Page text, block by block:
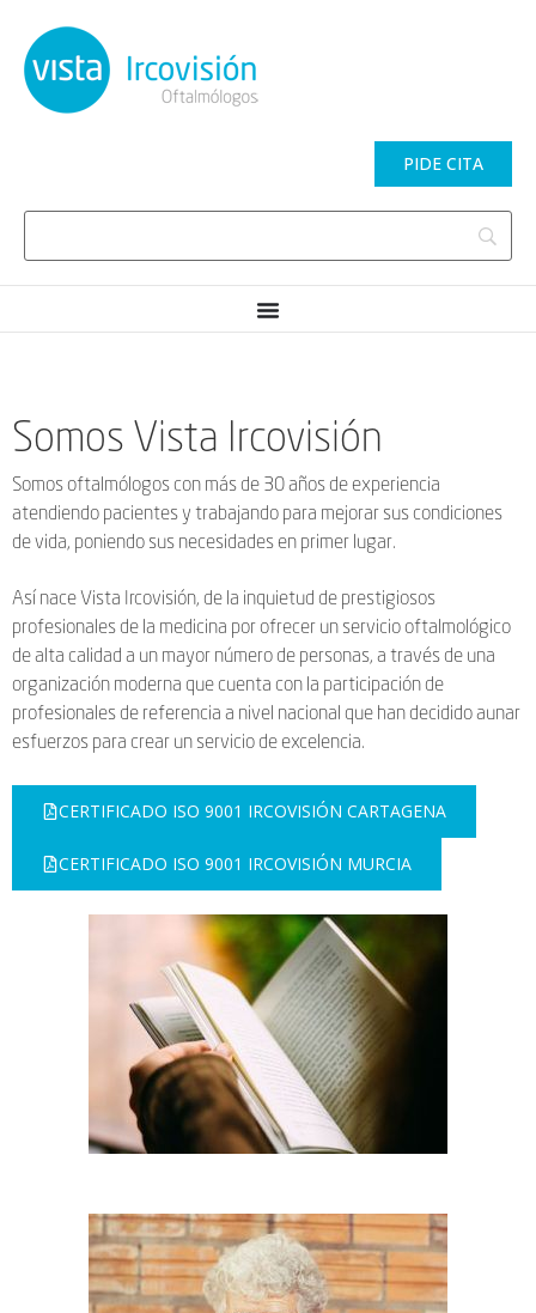
PIDE CITA
Somos Vista Ircovisión
Somos oftalmólogos con más de 30 años de experiencia
atendiendo pacientes y trabajando para mejorar sus condiciones
de vida, poniendo sus necesidades en primer lugar.
Así nace Vista Ircovisión, de la inquietud de prestigiosos
profesionales de la medicina por ofrecer un servicio oftalmológico
de alta calidad a un mayor número de personas, a través de una
organización moderna que cuenta con la participación de
profesionales de referencia a nivel nacional que han decidido aunar
esfuerzos para crear un servicio de excelencia.
CERTIFICADO ISO 9001 IRCOVISIÓN CARTAGENA
CERTIFICADO ISO 9001 IRCOVISIÓN MURCIA